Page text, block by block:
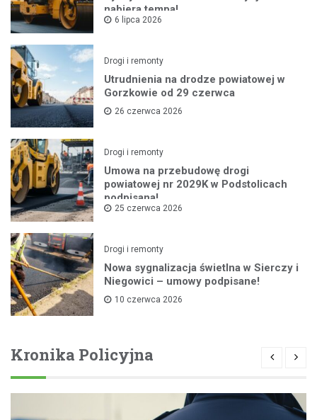
nabiera tempa!
6 lipca 2026
Drogi i remonty
Utrudnienia na drodze powiatowej w
Gorzkowie od 29 czerwca
26 czerwca 2026
Drogi i remonty
Umowa na przebudowę drogi
powiatowej nr 2029K w Podstolicach
podpisana!
25 czerwca 2026
Drogi i remonty
Nowa sygnalizacja świetlna w Sierczy i
Niegowici – umowy podpisane!
10 czerwca 2026
Kronika Policyjna